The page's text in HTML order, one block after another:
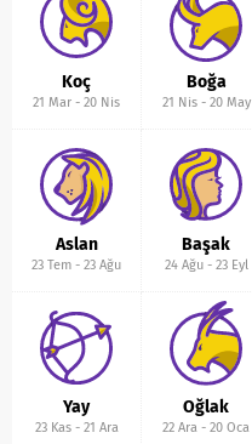
Koç
21 Mar -20 Nis
Boğa
21 Nis- 20 May
Aslan
23 Tem -23 Ağu
Başak
24 Ağu- 23 Eyl
Yay
23 Kas- 21 Ara
Oğlak
22 Ara -20 Oca